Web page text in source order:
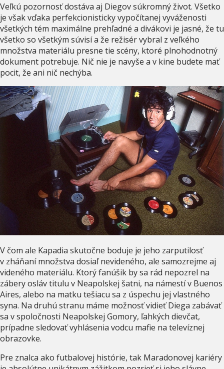
Veľkú pozornosť dostáva aj Diegov súkromný život. Všetko
je však vďaka perfekcionisticky vypočítanej vyváženosti
všetkých tém maximálne prehľadné a divákovi je jasné, že tu
všetko so všetkým súvisí a že režisér vybral z veľkého
množstva materiálu presne tie scény, ktoré plnohodnotný
dokument potrebuje. Nič nie je navyše a v kine budete mať
pocit, že ani nič nechýba.
V čom ale Kapadia skutočne boduje je jeho zarputilosť
v zháňaní množstva dosiaľ nevideného, ale samozrejme aj
videného materiálu. Ktorý fanúšik by sa rád nepozrel na
zábery osláv titulu v Neapolskej šatni, na námestí v Buenos
Aires, alebo na matku tešiacu sa z úspechu jej vlastného
syna. Na druhú stranu máme možnosť vidieť Diega zabávať
sa v spoločnosti Neapolskej Gomory, ľahkých dievčat,
prípadne sledovať vyhlásenia vodcu mafie na televíznej
obrazovke.
Pre znalca ako futbalovej histórie, tak Maradonovej kariéry